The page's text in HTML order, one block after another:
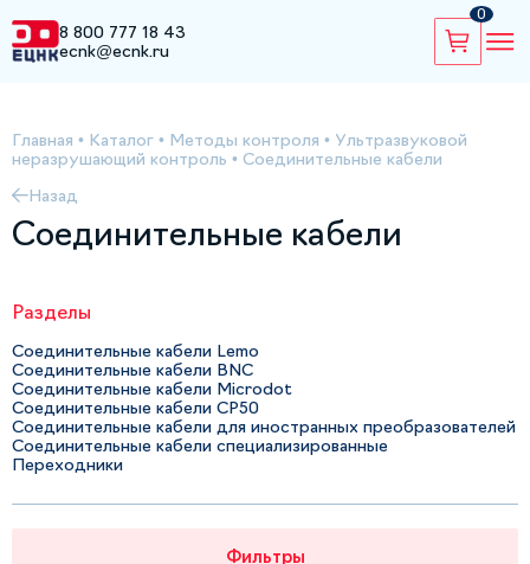
8 800 777 18 43
ecnk@ecnk.ru
0
Главная • Каталог • Методы контроля • Ультразвуковой
неразрушающий контроль • Соединительные кабели
Назад
Соединительные кабели
Разделы
Соединительные кабели Lemo
Соединительные кабели BNC
Соединительные кабели Microdot
Соединительные кабели СР50
Соединительные кабели для иностранных преобразователей
Соединительные кабели специализированные
Переходники
Фильтры